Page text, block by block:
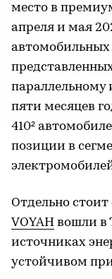
место в
апреля и мая
параллельному
пяти месяцев
410²
позиции в
Отдельно
VOYAH вошли в
источниках
устойчивом